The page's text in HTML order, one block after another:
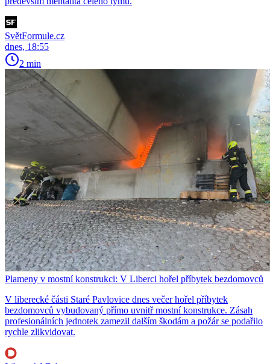
SvětFormule.cz
dnes, 18:55
2 min
Plameny v mostní konstrukci: V Liberci hořel příbytek bezdomovců
V liberecké části Staré Pavlovice dnes večer hořel příbytek
bezdomovců vybudovaný přímo uvnitř mostní konstrukce. Zásah
profesionálních jednotek zamezil dalším škodám a požár se podařilo
rychle zlikvidovat.